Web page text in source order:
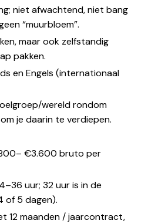
niet afwachtend, niet bang
“muurbloem”.
maar ook zelfstandig
pakken.
en Engels (internationaal
wereld rondom
je daarin te verdiepen.
€3.600 bruto per
uur; 32 uur is in de
of 5 dagen).
maanden / jaarcontract,